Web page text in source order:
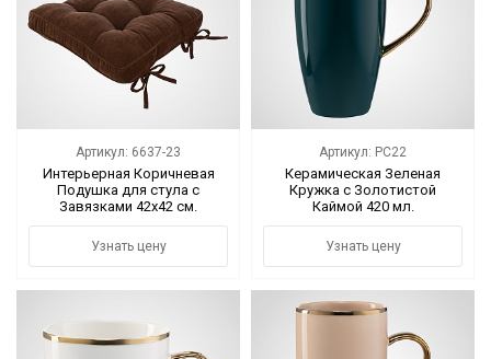
Артикул: 6637-23
Интерьерная Коричневая
Подушка для стула с
Завязками 42х42 см.
Узнать цену
Артикул: PC22
Керамическая Зеленая
Кружка с Золотистой
Каймой 420 мл.
Узнать цену